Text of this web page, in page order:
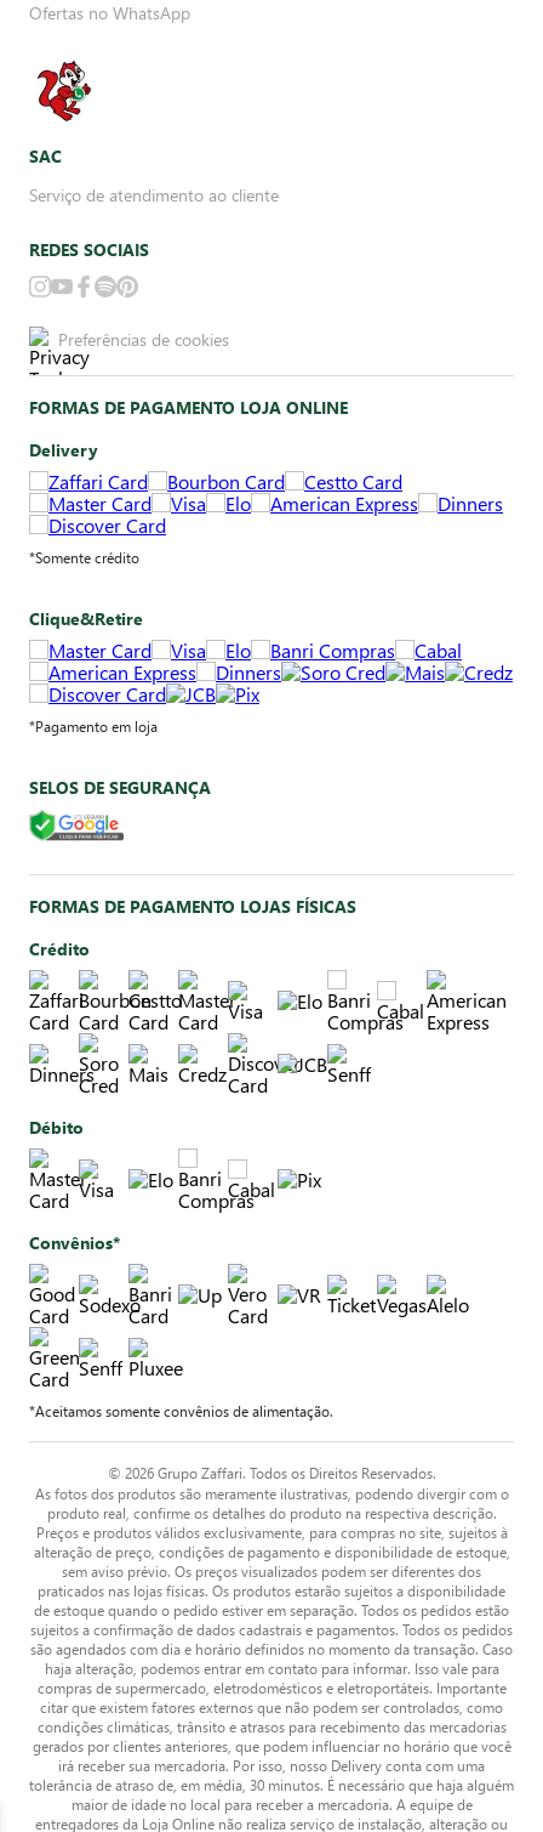
Ofertas no WhatsApp
SAC
Serviço de atendimento ao cliente
REDES SOCIAIS
Preferências de cookies
FORMAS DE PAGAMENTO LOJA ONLINE
Delivery
*Somente crédito
Clique&Retire
*Pagamento em loja
SELOS DE SEGURANÇA
FORMAS DE PAGAMENTO LOJAS FÍSICAS
Crédito
Débito
Convênios*
*Aceitamos somente convênios de alimentação.
© 2026 Grupo Zaffari. Todos os Direitos Reservados.
As fotos dos produtos são meramente ilustrativas, podendo divergir com o
produto real, confirme os detalhes do produto na respectiva descrição.
Preços e produtos válidos exclusivamente, para compras no site, sujeitos à
alteração de preço, condições de pagamento e disponibilidade de estoque,
sem aviso prévio. Os preços visualizados podem ser diferentes dos
praticados nas lojas físicas. Os produtos estarão sujeitos a disponibilidade
de estoque quando o pedido estiver em separação. Todos os pedidos estão
sujeitos a confirmação de dados cadastrais e pagamentos. Todos os pedidos
são agendados com dia e horário definidos no momento da transação. Caso
haja alteração, podemos entrar em contato para informar. Isso vale para
compras de supermercado, eletrodomésticos e eletroportáteis. Importante
citar que existem fatores externos que não podem ser controlados, como
condições climáticas, trânsito e atrasos para recebimento das mercadorias
gerados por clientes anteriores, que podem influenciar no horário que você
irá receber sua mercadoria. Por isso, nosso Delivery conta com uma
tolerância de atraso de, em média, 30 minutos. É necessário que haja alguém
maior de idade no local para receber a mercadoria. A equipe de
entregadores da Loja Online não realiza serviço de instalação, alteração ou